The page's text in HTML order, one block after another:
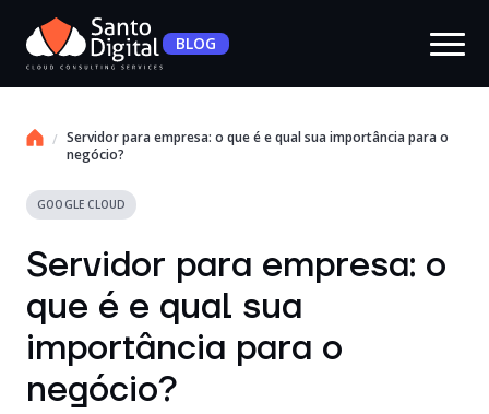
BLOG
Servidor para empresa: o que é e qual sua importância para o
negócio?
GOOGLE CLOUD
Servidor para empresa: o
que é e qual sua
importância para o
negócio?